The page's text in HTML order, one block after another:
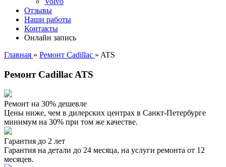
Отзывы
Наши работы
Контакты
Онлайн запись
Главная » Ремонт Cadillac » ATS
Ремонт Cadillac ATS
Ремонт на 30% дешевле
Цены ниже, чем в дилерских центрах в Санкт-Петербурге
минимум на 30% при том же качестве.
Гарантия до 2 лет
Гарантия на детали до 24 месяца, на услуги ремонта от 12
месяцев.